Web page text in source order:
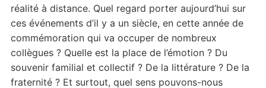
réalité à distance. Quel regard porter aujourd’hui sur
ces événements d’il y a un siècle, en cette année de
commémoration qui va occuper de nombreux
collègues ? Quelle est la place de l’émotion ? Du
souvenir familial et collectif ? De la littérature ? De la
fraternité ? Et surtout, quel sens pouvons-nous